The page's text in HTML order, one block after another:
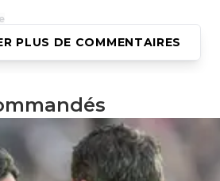
de faire la part des chose. tu
a chaque article. Pour un
tellement d argent sans travailler,
peu naif.... bizarre
PLUS DE COMMENTAIRES